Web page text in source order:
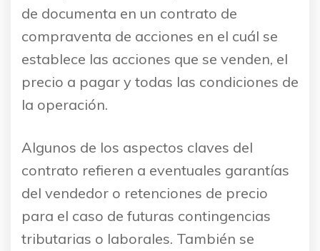
de documenta en un contrato de
compraventa de acciones en el cuál se
establece las acciones que se venden, el
precio a pagar y todas las condiciones de
la operación.
Algunos de los aspectos claves del
contrato refieren a eventuales garantías
del vendedor o retenciones de precio
para el caso de futuras contingencias
tributarias o laborales. También se